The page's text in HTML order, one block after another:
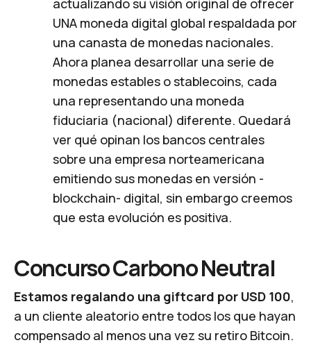
actualizando su visión original de ofrecer
UNA moneda digital global respaldada por
una canasta de monedas nacionales.
Ahora planea desarrollar una serie de
monedas estables ostablecoins, cada
una representando una moneda
fiduciaria (nacional) diferente. Quedará
ver qué opinan los bancos centrales
sobre una empresa norteamericana
emitiendo sus monedas en versión -
blockchain- digital, sin embargo creemos
que esta evolución es positiva.
Concurso Carbono Neutral
Estamos regalando una giftcard por USD 100,
a un cliente aleatorio entre todos los que hayan
compensado al menos una vez su retiro Bitcoin.